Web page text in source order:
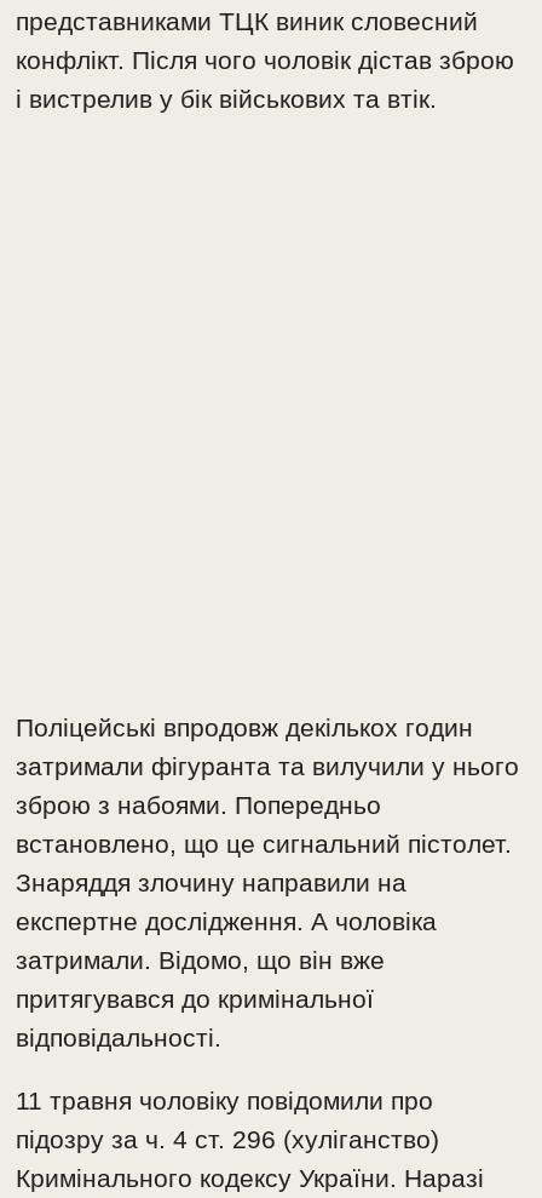
представниками ТЦК виник словесний
конфлікт. Після чого чоловік дістав зброю
і вистрелив у бік військових та втік.
Поліцейські впродовж декількох годин
затримали фігуранта та вилучили у нього
зброю з набоями. Попередньо
встановлено, що це сигнальний пістолет.
Знаряддя злочину направили на
експертне дослідження. А чоловіка
затримали. Відомо, що він вже
притягувався до кримінальної
відповідальності.
11 травня чоловіку повідомили про
підозру за ч. 4 ст. 296 (хуліганство)
Кримінального кодексу України. Наразі